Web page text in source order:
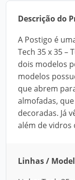
Descrição do
A Postigo é
Tech 35 x 35 –
dois modelos
modelos
que abrem
almofadas,
decoradas. Já
além de vidros
Linhas /